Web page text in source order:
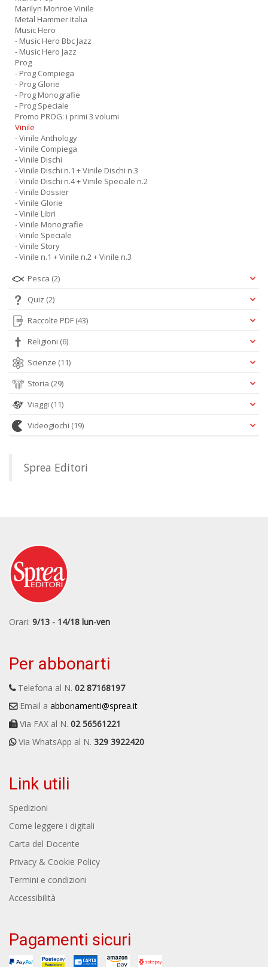
Marilyn Monroe Vinile
Metal Hammer Italia
Music Hero
- Music Hero Bbc Jazz
- Music Hero Jazz
Prog
- Prog Compiega
- Prog Glorie
- Prog Monografie
- Prog Speciale
Promo PROG: i primi 3 volumi
Vinile
- Vinile Anthology
- Vinile Compiega
- Vinile Dischi
- Vinile Dischi n.1 + Vinile Dischi n.3
- Vinile Dischi n.4 + Vinile Speciale n.2
- Vinile Dossier
- Vinile Glorie
- Vinile Libri
- Vinile Monografie
- Vinile Speciale
- Vinile Story
- Vinile n.1 + Vinile n.2 + Vinile n.3
Pesca (2)
Quiz (2)
Raccolte PDF (43)
Religioni (6)
Scienze (11)
Storia (29)
Viaggi (11)
Videogiochi (19)
Sprea Editori
Orari: 9/13 - 14/18 lun-ven
Per abbonarti
Telefona al N. 02 87168197
Email a abbonamenti@sprea.it
Via FAX al N. 02 56561221
Via WhatsApp al N. 329 3922420
Link utili
Spedizioni
Come leggere i digitali
Carta del Docente
Privacy & Cookie Policy
Termini e condizioni
Accessibilità
Pagamenti sicuri